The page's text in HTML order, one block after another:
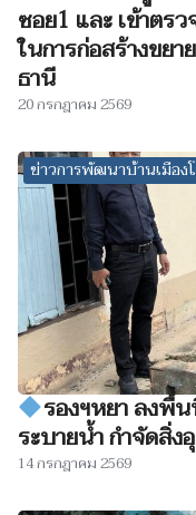
ซอย1 และ เข้าตร
ในการก่อสร้างขย
ธานี
20 กรกฎาคม 2569
ข่าวการพัฒนาบ้านเมือง
รองฯหยา ลงพื้
ระบายน้ำ กำจัดสิ่
14 กรกฎาคม 2569